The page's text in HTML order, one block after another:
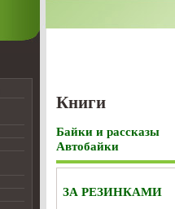
Книги
Байки и рассказы
Автобайки
ЗА РЕЗИНКАМИ